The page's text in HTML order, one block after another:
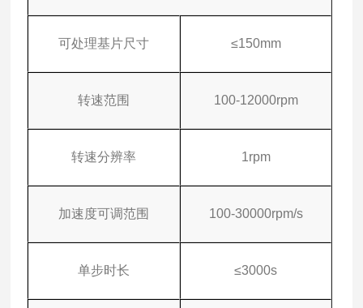
可处理基片尺寸 ≤150mm
转速范围 100-12000rpm
转速分辨率 1rpm
加速度可调范围 100-30000rpm/s
单步时长 ≤3000s